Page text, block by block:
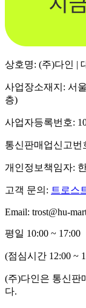
상호명: (주)다인 |
사업장소재지: 서
층)
사업자등록번호:
통신판매업신고번
개인정보책임자:
고객 문의: 트로스
Email: trost@hu-
평일 10:00 ~ 17:00
(점심시간 12:00 ~
(주)다인은 통신판
다.